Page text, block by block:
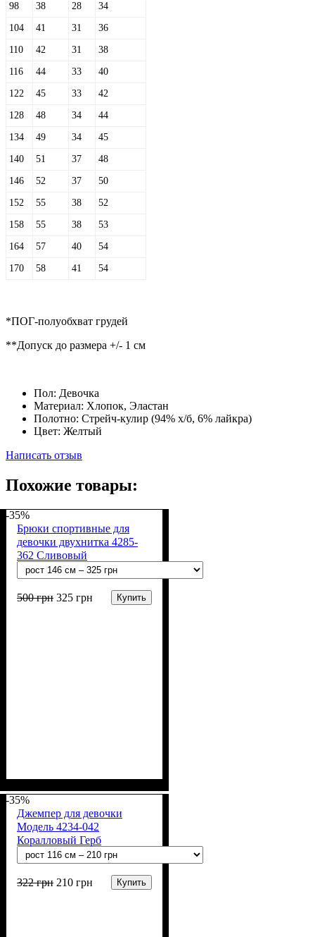
98 38 28 34
104 41 31 36
110 42 31 38
116 44 33 40
122 45 33 42
128 48 34 44
134 49 34 45
140 51 37 48
146 52 37 50
152 55 38 52
158 55 38 53
164 57 40 54
170 58 41 54
*ПОГ-полуобхват грудей
**Допуск до размера +/- 1 см
Пол: Девочка
Материал: Хлопок, Эластан
Полотно: Стрейч-кулир (94% х/б, 6% лайкра)
Цвет: Желтый
Написать отзыв
Похожие товары:
-35%
Брюки спортивные для
девочки двухнитка 4285-
362 Сливовый
500грн 325 грн Купить
б, 6% лайкра)
-35%
Джемпер для девочки
Модель 4234-042
Коралловый Герб
322грн 210 грн Купить